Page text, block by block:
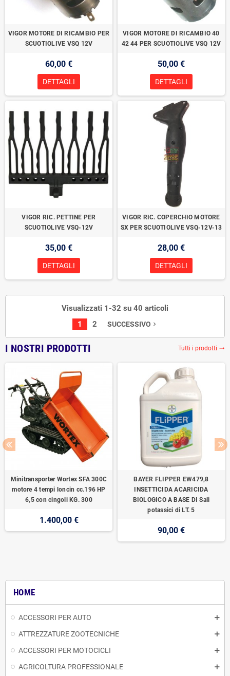
HOME
ACCESSORI PER AUTO
ATTREZZATURE ZOOTECNICHE
ACCESSORI PER MOTOCICLI
AGRICOLTURA PROFESSIONALE
VIGOR MOTORE DI RICAMBIO PER
SCUOTIOLIVE VSQ 12V
60,00 €
DETTAGLI
VIGOR MOTORE DI RICAMBIO 40
42 44 PER SCUOTIOLIVE VSQ 12V
50,00 €
DETTAGLI
VIGOR RIC. PETTINE PER
SCUOTIOLIVE VSQ-12V
35,00 €
DETTAGLI
VIGOR RIC. COPERCHIO MOTORE
SX PER SCUOTIOLIVE VSQ-12V-13
28,00 €
DETTAGLI
Visualizzati 1-32 su 40 articoli
1
2 SUCCESSIVO navigate_next
I NOSTRI PRODOTTI Tutti i prodotti trending_flat
Minitransporter Wortex SFA 300C
motore 4 tempi loncin cc.196 HP
6,5 con cingoli KG. 300
1.400,00 €
BAYER FLIPPER EW479,8
INSETTICIDA ACARICIDA
BIOLOGICO A BASE DI Sali
potassici di LT. 5
90,00 €